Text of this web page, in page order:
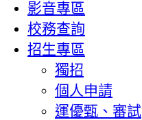
影音專區
校務查詢
招生專區
獨招
個人申請
運優甄、審試